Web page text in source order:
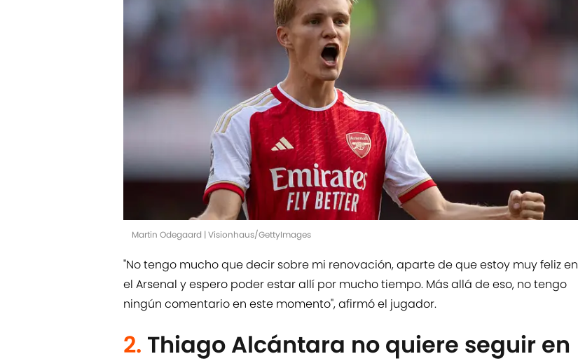
Martin Odegaard | Visionhaus/GettyImages
"No tengo mucho que decir sobre mi renovación, aparte de que estoy muy feliz en
el Arsenal y espero poder estar allí por mucho tiempo. Más allá de eso, no tengo
ningún comentario en este momento", afirmó el jugador.
2. Thiago Alcántara no quiere seguir en